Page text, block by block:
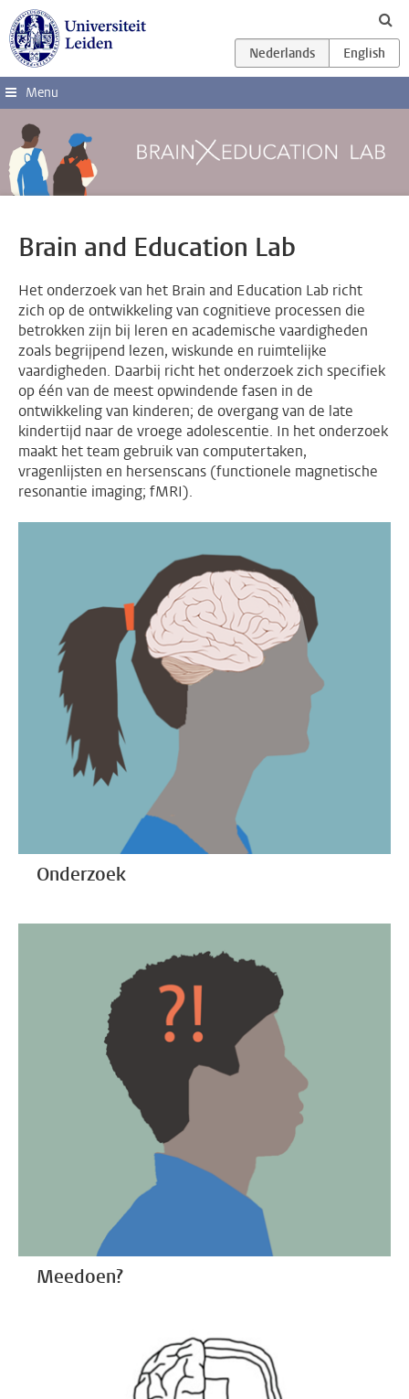
Ga direct naar de inhoud
Menu
Brain and Education Lab
Het onderzoek van het Brain and Education Lab richt
zich op de ontwikkeling van cognitieve processen die
betrokken zijn bij leren en academische vaardigheden
zoals begrijpend lezen, wiskunde en ruimtelijke
vaardigheden. Daarbij richt het onderzoek zich specifiek
op één van de meest opwindende fasen in de
ontwikkeling van kinderen; de overgang van de late
kindertijd naar de vroege adolescentie. In het onderzoek
maakt het team gebruik van computertaken,
vragenlijsten en hersenscans (functionele magnetische
resonantie imaging; fMRI).
Onderzoek
Meedoen?